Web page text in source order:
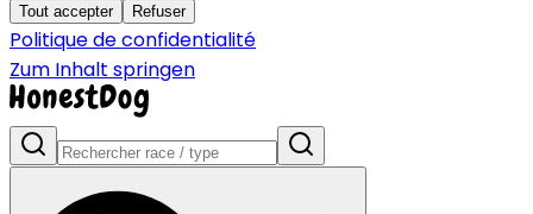
Tout accepter Refuser
Politique de confidentialité
Zum Inhalt springen